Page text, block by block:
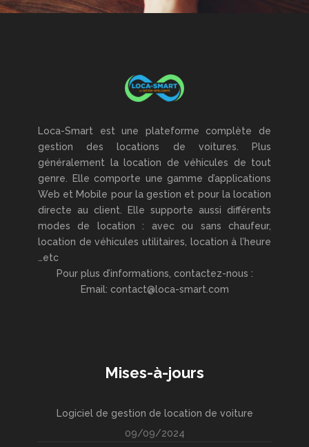
Loca-Smart est une plateforme complète de
gestion des locations de voitures. Plus
généralement la location de véhicules de tout
genre. Elle comporte une gamme d’applications
Web et Mobile pour la gestion et pour la location
directe au client. Elle supporte aussi différents
modes de location : avec ou sans chaufeur,
location de véhicules utilitaires, location à l’heure
…etc
Pour plus d’informations, contactez-nous :
Email: contact@loca-smart.com
Mises-à-jours
Logiciel de gestion de location de voiture
09/09/2024